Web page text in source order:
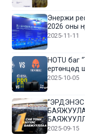
Энержи
2026 оны
2025-11-11
HOTU баг
ертөнцөд
2025-10-05
2025-09-15